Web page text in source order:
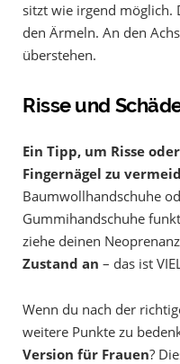
sitzt wie irgend möglich.
den Ärmeln. An den
überstehen.
Risse und
Ein Tipp, um Risse
Fingernägel zu
Baumwollhandschuhe
Gummihandschuhe
ziehe deinen
Zustand an – das ist
Wenn du nach der
weitere Punkte zu
Version für Frauen?